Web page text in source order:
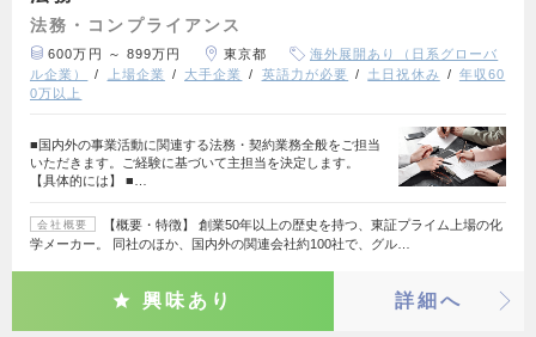
法務・コンプライアンス
600万円 ～ 899万円 東京都
海外展開あり（日系グローバ
ル企業）
上場企業 大手企業 英語力が必要 土日祝休み
年収60
0万以上
■国内外の事業活動に関連する法務・契約業務全般をご担当
いただきます。ご経験に基づいて主担当を決定します。
【具体的には】 ■…
会社概要
【概要・特徴】 創業50年以上の歴史を持つ、東証プライム上場の化
学メーカー。 同社のほか、国内外の関連会社約100社で、グル…
興味あり 詳細へ